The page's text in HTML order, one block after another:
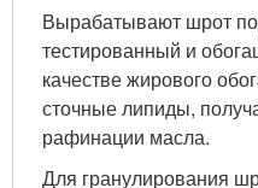
Вырабатывают шрот
тестированный и
качестве жирового
сточные липиды,
рафинации масла.
Для гранулирования